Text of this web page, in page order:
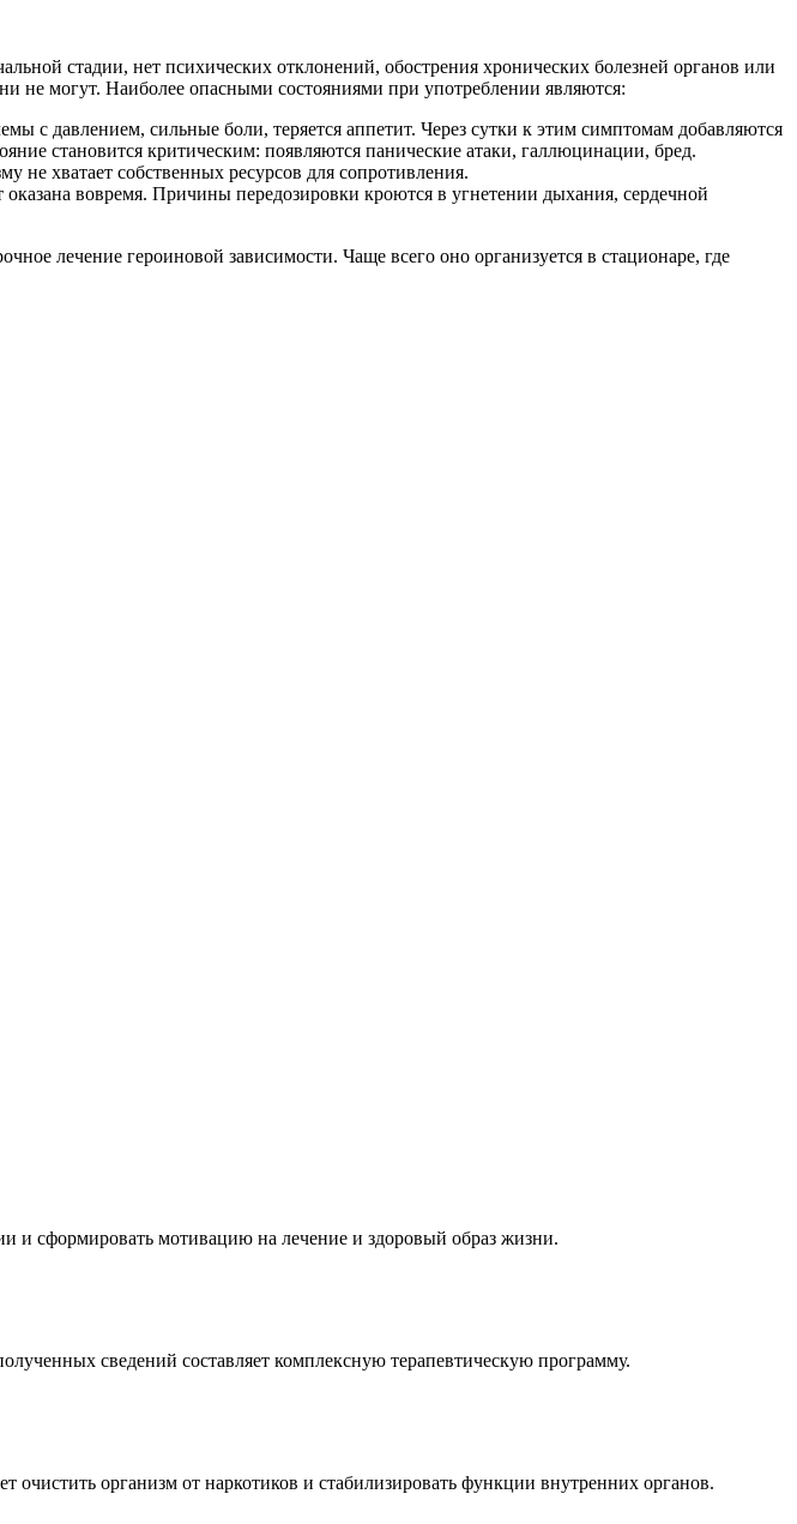
стадии, нет психических отклонений, обострения хронических болезней органов или
не могут. Наиболее опасными состояниями при употреблении являются:
с давлением, сильные боли, теряется аппетит. Через сутки к этим симптомам добавляются
становится критическим: появляются панические атаки, галлюцинации, бред.
не хватает собственных ресурсов для сопротивления.
оказана вовремя. Причины передозировки кроются в угнетении дыхания, сердечной
лечение героиновой зависимости. Чаще всего оно организуется в стационаре, где
и сформировать мотивацию на лечение и здоровый образ жизни.
сведений составляет комплексную терапевтическую программу.
организм от наркотиков и стабилизировать функции внутренних органов.